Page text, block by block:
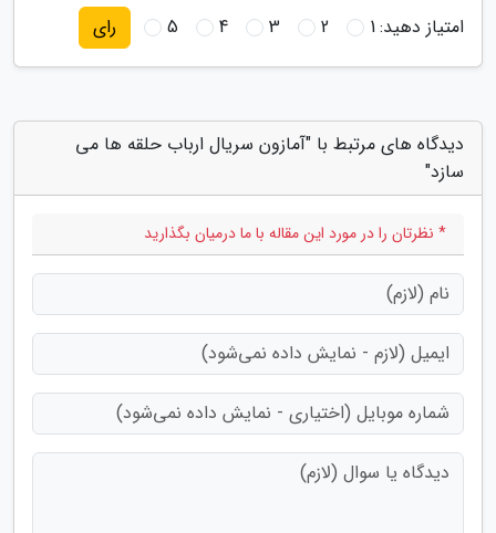
امتیاز دهید:1
2
3
4
5 رای
دیدگاه های مرتبط با "آمازون سریال ارباب حلقه ها می
سازد"
* نظرتان را در مورد این مقاله با ما درمیان بگذارید